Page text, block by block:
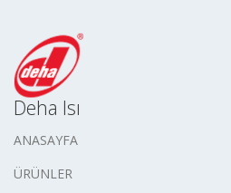
Deha Isı
ANASAYFA
ÜRÜNLER